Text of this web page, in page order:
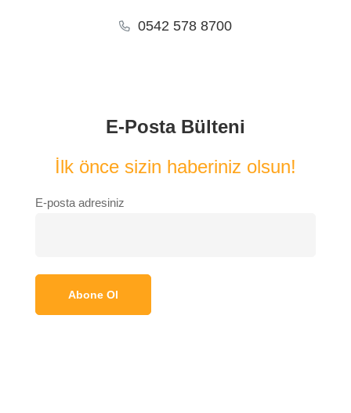
0542 578 8700
E-Posta Bülteni
İlk önce sizin haberiniz olsun!
E-posta adresiniz